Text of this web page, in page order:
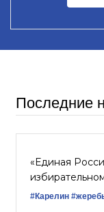
Последние
«Единая
#Карелин